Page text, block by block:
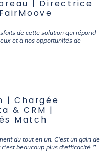
| Directrice
de cette solution qui répond
et à nos opportunités de
| Chargée
& CRM |
Match
du tout en un. C'est un gain de
beaucoup plus d'efficacité.❞